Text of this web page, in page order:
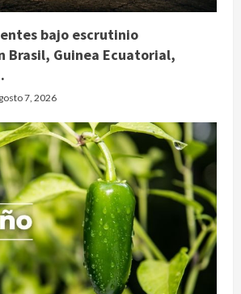
bajo escrutinio
Brasil, Guinea Ecuatorial,
7, 2026